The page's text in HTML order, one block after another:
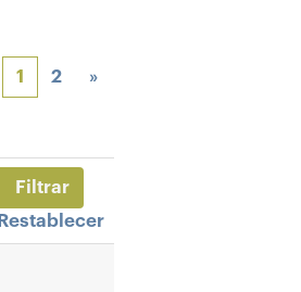
1 2 »
Restablecer